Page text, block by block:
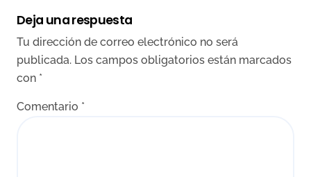
Deja una respuesta
Tu dirección de correo electrónico no será
publicada. Los campos obligatorios están marcados
con *
Comentario *